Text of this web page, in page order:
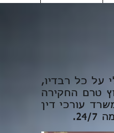
על כל רבדיו,
טרם החקירה
עורכי דין
7.